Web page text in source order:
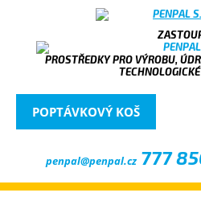
PROSTŘEDKY PRO VÝROBU,
POPTÁVKOVÝ KOŠ
penpal@penpal.cz 777